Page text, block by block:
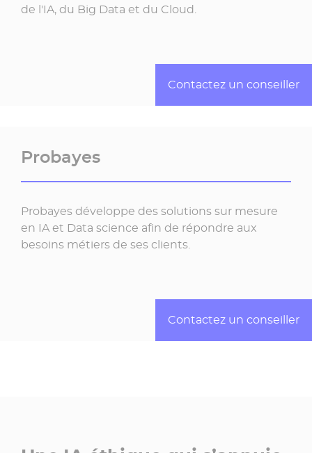
de l'IA, du Big Data et du Cloud.
Contactez un conseiller
Probayes
Probayes développe des solutions sur mesure
en IA et Data science afin de répondre aux
besoins métiers de ses clients.
Contactez un conseiller